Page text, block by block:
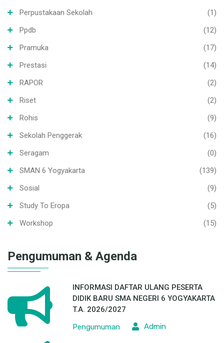
Perpustakaan Sekolah
(1)
Ppdb
(12)
Pramuka
(17)
Prestasi
(14)
RAPOR
(2)
Riset
(2)
Rohis
(9)
Sekolah Penggerak
(16)
Seragam
(0)
SMAN 6 Yogyakarta
(139)
Sosial
(9)
Study To Eropa
(5)
Workshop
(15)
Pengumuman & Agenda
INFORMASI DAFTAR ULANG PESERTA
DIDIK BARU SMA NEGERI 6 YOGYAKARTA
T.A. 2026/2027
Pengumuman
Admin